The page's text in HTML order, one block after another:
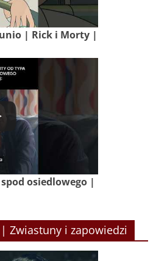
| Rick i Morty |
osiedlowego |
Zwiastuny i zapowiedzi